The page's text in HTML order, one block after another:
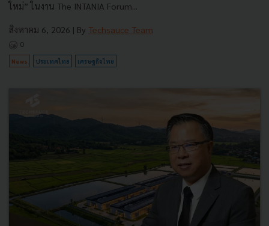
ใหม่” ในงาน The INTANIA Forum...
สิงหาคม 6, 2026 | By Techsauce Team
0
News ประเทศไทย เศรษฐกิจไทย